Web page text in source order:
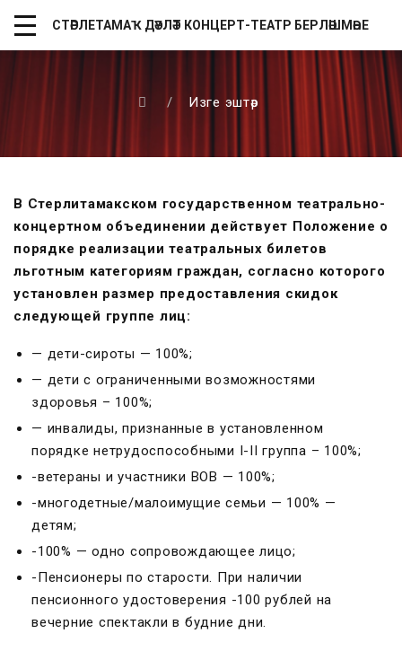
СТӘРЛЕТАМАҠ ДӘҮЛӘТ КОНЦЕРТ-ТЕАТР БЕРЛӘШМӘҺЕ
/ Изге эштәр
В Стерлитамакском государственном театрально-
концертном объединении действует Положение о
порядке реализации театральных билетов
льготным категориям граждан, согласно которого
установлен размер предоставления скидок
следующей группе лиц:
— дети-сироты — 100%;
— дети с ограниченными возможностями
здоровья – 100%;
— инвалиды, признанные в установленном
порядке нетрудоспособными I-II группа – 100%;
-ветераны и участники ВОВ — 100%;
-многодетные/малоимущие семьи — 100% —
детям;
-100% — одно сопровождающее лицо;
-Пенсионеры по старости. При наличии
пенсионного удостоверения -100 рублей на
вечерние спектакли в будние дни.